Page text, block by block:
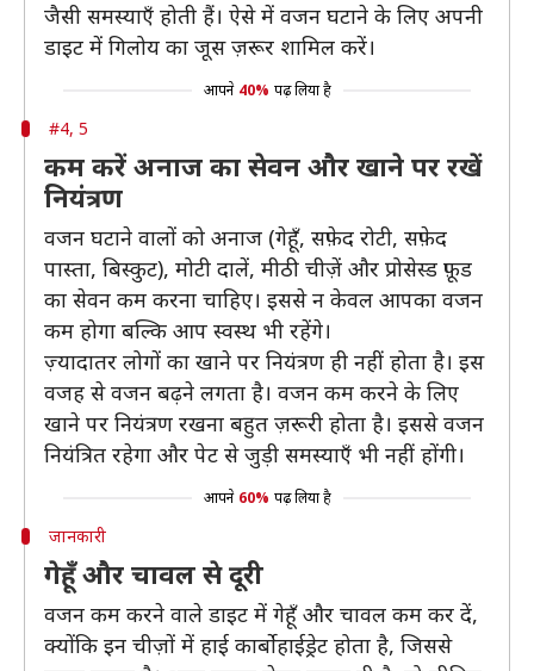
जैसी समस्याएँ होती हैं। ऐसे में वजन घटाने के लिए अपनी
डाइट में गिलोय का जूस ज़रूर शामिल करें।
आपने 40% पढ़ लिया है
#4, 5
कम करें अनाज का सेवन और खाने पर रखें
नियंत्रण
वजन घटाने वालों को अनाज (गेहूँ, सफ़ेद रोटी, सफ़ेद
पास्ता, बिस्कुट), मोटी दालें, मीठी चीज़ें और प्रोसेस्ड फ़ूड
का सेवन कम करना चाहिए। इससे न केवल आपका वजन
कम होगा बल्कि आप स्वस्थ भी रहेंगे।
ज़्यादातर लोगों का खाने पर नियंत्रण ही नहीं होता है। इस
वजह से वजन बढ़ने लगता है। वजन कम करने के लिए
खाने पर नियंत्रण रखना बहुत ज़रूरी होता है। इससे वजन
नियंत्रित रहेगा और पेट से जुड़ी समस्याएँ भी नहीं होंगी।
आपने 60% पढ़ लिया है
जानकारी
गेहूँ और चावल से दूरी
वजन कम करने वाले डाइट में गेहूँ और चावल कम कर दें,
क्योंकि इन चीज़ों में हाई कार्बोहाईड्रेट होता है, जिससे